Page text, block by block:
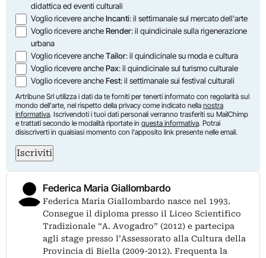
didattica ed eventi culturali
Voglio ricevere ancheIncanti: il settimanale sul mercato dell'arte
Voglio ricevere ancheRender: il quindicinale sulla rigenerazione
urbana
Voglio ricevere ancheTailor: il quindicinale su moda e cultura
Voglio ricevere anchePax: il quindicinale sul turismo culturale
Voglio ricevere ancheFest: il settimanale sui festival culturali
Artribune Srl utilizza i dati da te forniti per tenerti informato con regolarità sul
mondo dell'arte, nel rispetto della privacy come indicato nella nostra
informativa. Iscrivendoti i tuoi dati personali verranno trasferiti su MailChimp
e trattati secondo le modalità riportate in questa informativa. Potrai
disiscriverti in qualsiasi momento con l'apposito link presente nelle email.
Iscriviti
Federica Maria Giallombardo
Federica Maria Giallombardo nasce nel 1993.
Consegue il diploma presso il Liceo Scientifico
Tradizionale “A. Avogadro” (2012) e partecipa
agli stage presso l’Assessorato alla Cultura della
Provincia di Biella (2009-2012). Frequenta la